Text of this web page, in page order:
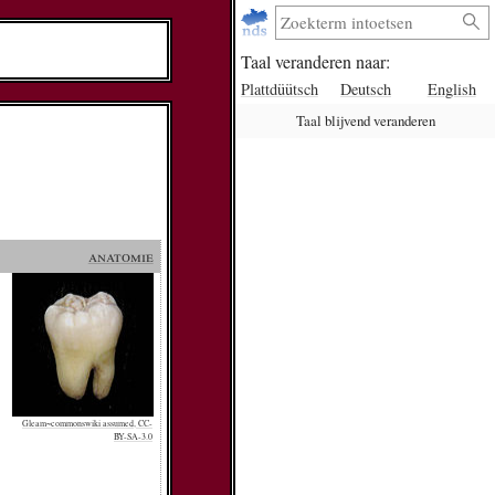
Taal veranderen naar:
Plattdüütsch Deutsch English
Taal blijvend veranderen
anatomie
Gleam~commonswiki assumed, CC-
BY-SA-3.0